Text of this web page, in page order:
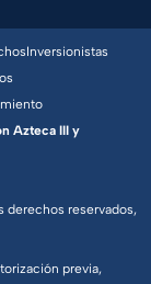
derechos reservados,
previa,
Inversionistas
Azteca III y